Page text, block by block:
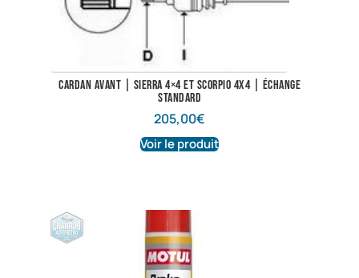
Cardan avant | Sierra 4×4 et Scorpio 4X4 | Échange
standard
205,00€
Voir le produit